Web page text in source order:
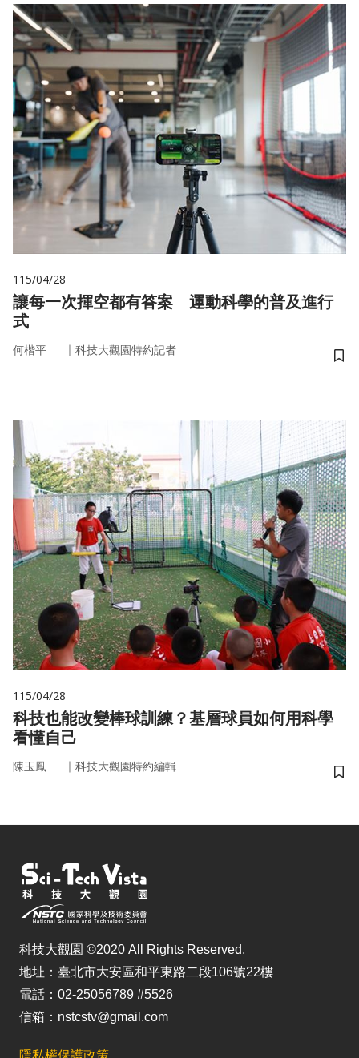
115/04/28
讓每一次揮空都有答案 運動科學的普及進行
式
何楷平 ｜ 科技大觀園特約記者
儲
115/04/28
科技也能改變棒球訓練？基層球員如何用科學
看懂自己
陳玉鳳 ｜ 科技大觀園特約編輯
儲
科技大觀園 ©2020 All Rights Reserved.
地址：臺北市大安區和平東路二段106號22樓
電話：02-25056789 #5526
信箱：nstcstv@gmail.com
隱私權保護政策